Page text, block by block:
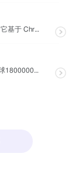
Aye 是一款面向日常网页工作的 AI 浏览器。它基于 Chromium 构建，保留接近谷歌浏览器的...
iCareFone 是一款功能强大的 APP，深受全球1800000+用户信赖。 WiFi传输：可轻...